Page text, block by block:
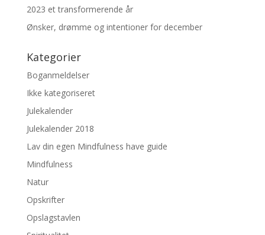
2023 et transformerende år
Ønsker, drømme og intentioner for december
Kategorier
Boganmeldelser
Ikke kategoriseret
Julekalender
Julekalender 2018
Lav din egen Mindfulness have guide
Mindfulness
Natur
Opskrifter
Opslagstavlen